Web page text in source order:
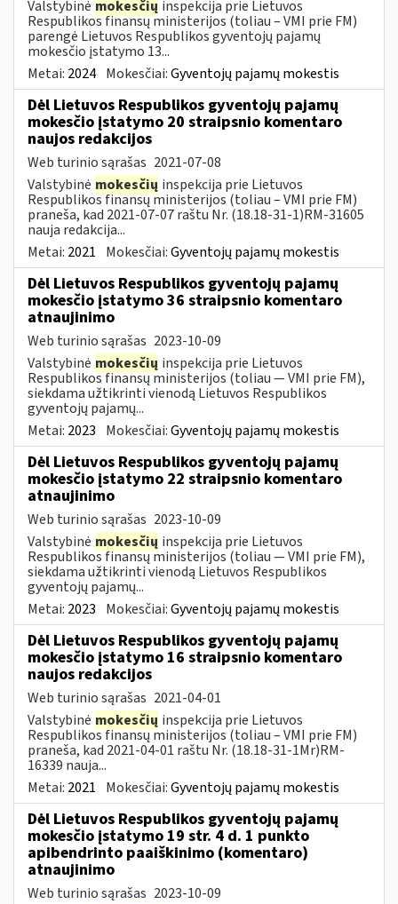
Valstybinė mokesčių inspekcija prie Lietuvos
Respublikos finansų ministerijos (toliau – VMI prie FM)
parengė Lietuvos Respublikos gyventojų pajamų
mokesčio įstatymo 13...
Metai: 2024 Mokesčiai:Gyventojų pajamų mokestis
Dėl Lietuvos Respublikos gyventojų pajamų
mokesčio įstatymo 20 straipsnio komentaro
naujos redakcijos
Web turinio sąrašas 2021-07-08
Valstybinė mokesčių inspekcija prie Lietuvos
Respublikos finansų ministerijos (toliau – VMI prie FM)
praneša, kad 2021-07-07 raštu Nr. (18.18-31-1)RM-31605
nauja redakcija...
Metai: 2021 Mokesčiai:Gyventojų pajamų mokestis
Dėl Lietuvos Respublikos gyventojų pajamų
mokesčio įstatymo 36 straipsnio komentaro
atnaujinimo
Web turinio sąrašas 2023-10-09
Valstybinė mokesčių inspekcija prie Lietuvos
Respublikos finansų ministerijos (toliau — VMI prie FM),
siekdama užtikrinti vienodą Lietuvos Respublikos
gyventojų pajamų...
Metai: 2023 Mokesčiai:Gyventojų pajamų mokestis
Dėl Lietuvos Respublikos gyventojų pajamų
mokesčio įstatymo 22 straipsnio komentaro
atnaujinimo
Web turinio sąrašas 2023-10-09
Valstybinė mokesčių inspekcija prie Lietuvos
Respublikos finansų ministerijos (toliau — VMI prie FM),
siekdama užtikrinti vienodą Lietuvos Respublikos
gyventojų pajamų...
Metai: 2023 Mokesčiai:Gyventojų pajamų mokestis
Dėl Lietuvos Respublikos gyventojų pajamų
mokesčio įstatymo 16 straipsnio komentaro
naujos redakcijos
Web turinio sąrašas 2021-04-01
Valstybinė mokesčių inspekcija prie Lietuvos
Respublikos finansų ministerijos (toliau – VMI prie FM)
praneša, kad 2021-04-01 raštu Nr. (18.18-31-1Mr)RM-
16339 nauja...
Metai: 2021 Mokesčiai:Gyventojų pajamų mokestis
Dėl Lietuvos Respublikos gyventojų pajamų
mokesčio įstatymo 19 str. 4 d. 1 punkto
apibendrinto paaiškinimo (komentaro)
atnaujinimo
Web turinio sąrašas 2023-10-09